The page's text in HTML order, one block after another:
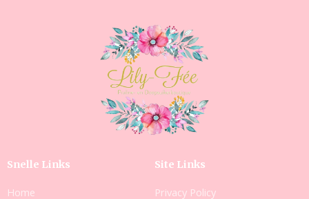
Snelle Links
Home
Site Links
Privacy Policy